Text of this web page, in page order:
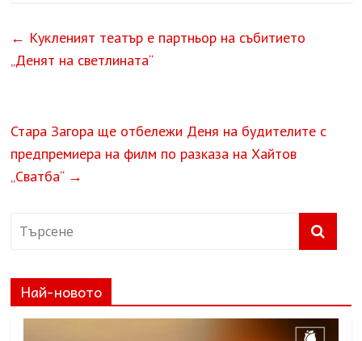
← Кукленият театър е партньор на събитието
„Денят на светлината“
Стара Загора ще отбележи Деня на будителите с
предпремиера на филм по разказа на Хайтов
„Сватба“ →
Най-новото